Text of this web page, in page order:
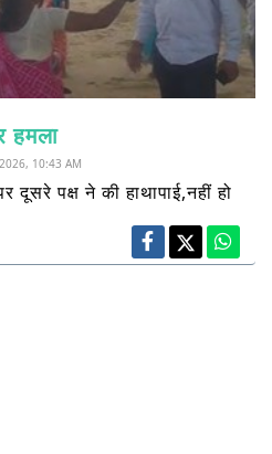
हमला
10:43 AM
दूसरे पक्ष ने की हाथापाई,नहीं हो